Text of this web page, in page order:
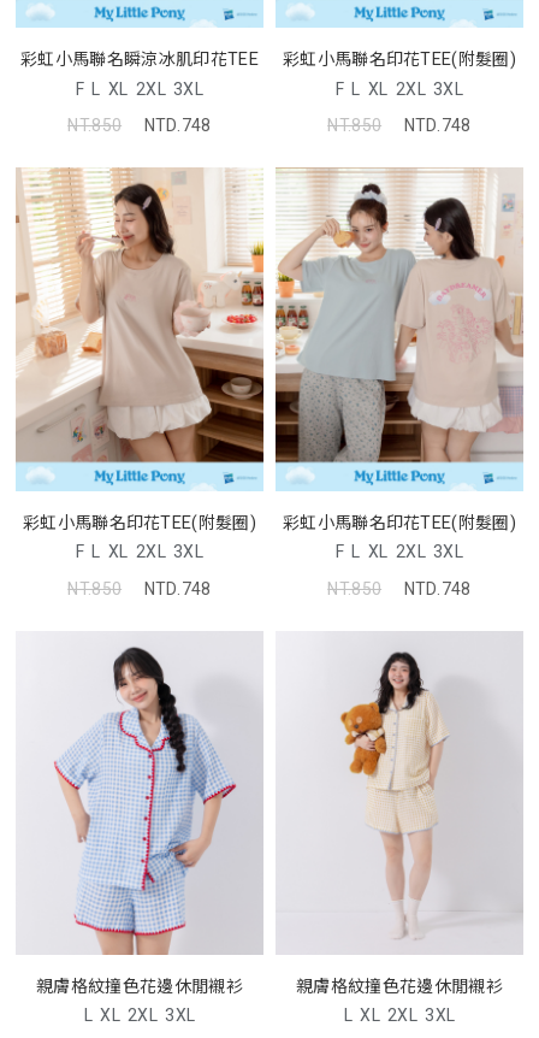
彩虹小馬聯名瞬涼冰肌印花TEE
F L XL 2XL 3XL
NT.850
NTD.748
彩虹小馬聯名印花TEE(附髮圈)
F L XL 2XL 3XL
NT.850
NTD.748
彩虹小馬聯名印花TEE(附髮圈)
F L XL 2XL 3XL
NT.850
NTD.748
彩虹小馬聯名印花TEE(附髮圈)
F L XL 2XL 3XL
NT.850
NTD.748
親膚格紋撞色花邊休閒襯衫
L XL 2XL 3XL
親膚格紋撞色花邊休閒襯衫
L XL 2XL 3XL